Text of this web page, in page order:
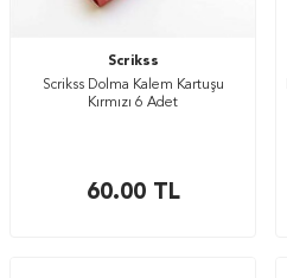
Scrikss
Scrikss Dolma Kalem Kartuşu
Kırmızı 6 Adet
60.00TL